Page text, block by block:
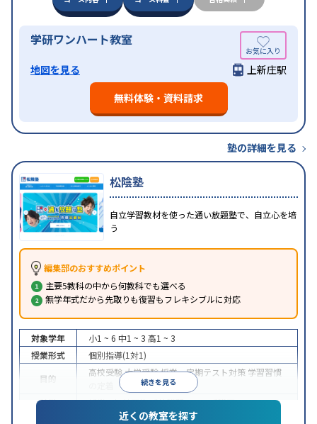
学研ワンハート教室
地図を見る
上新庄駅
無料体験・資料請求
塾の詳細を見る
松陰塾
自立学習教材を使った通い放題塾で、自立心を培
う
編集部のおすすめポイント
主要5教科の中から何教科でも選べる
無学年式だから先取りも復習もフレキシブルに対応
続きを見る
対象学年 小1 ~ 6 中1 ~ 3 高1 ~ 3
授業形式
個別指導(1対1)
目的
高校受験大学受験授業・定期テスト対策 学習習慣
特徴
授業の振替可能季節講習のみの受講可
近くの教室を探す